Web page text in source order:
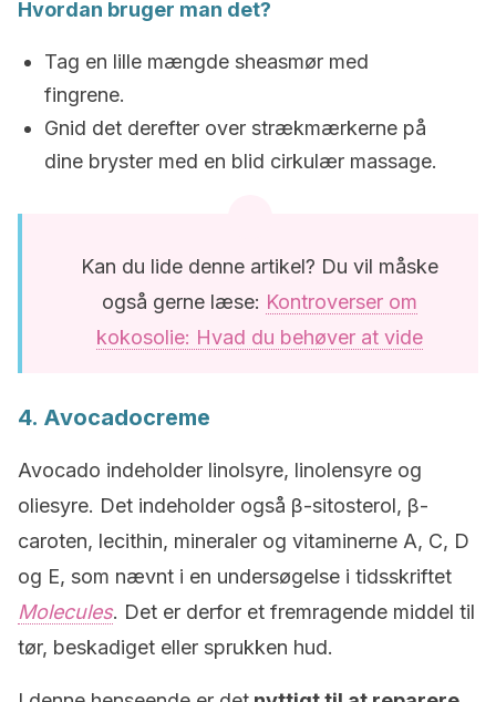
Hvordan bruger man det?
Tag en lille mængde sheasmør med
fingrene.
Gnid det derefter over strækmærkerne på
dine bryster med en blid cirkulær massage.
Kan du lide denne artikel? Du vil måske
også gerne læse: Kontroverser om
kokosolie: Hvad du behøver at vide
4. Avocadocreme
Avocado indeholder linolsyre, linolensyre og
oliesyre. Det indeholder også β-sitosterol, β-
caroten, lecithin, mineraler og vitaminerne A, C, D
og E, som nævnt i en undersøgelse i tidsskriftet
Molecules. Det er derfor et fremragende middel til
tør, beskadiget eller sprukken hud.